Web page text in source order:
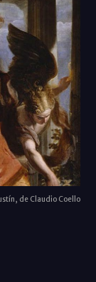
de Claudio Coello